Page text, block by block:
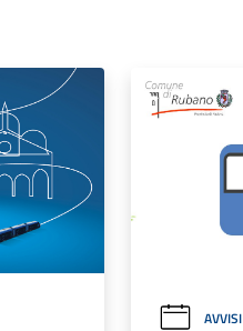
AVVISI